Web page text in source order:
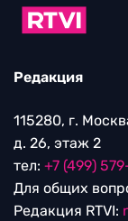
Редакция
115280, г.
д. 26, этаж 2
тел: +7 (499)
Для общих
Редакция RTVI: